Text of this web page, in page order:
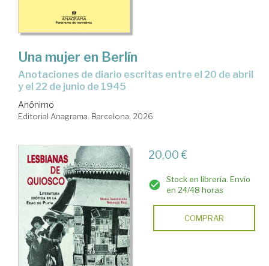
Una mujer en Berlín
Anotaciones de diario escritas entre el 20 de abril
y el 22 de junio de 1945
Anónimo
Editorial Anagrama. Barcelona, 2026
20,00 €
Stock en librería. Envío
en 24/48 horas
COMPRAR